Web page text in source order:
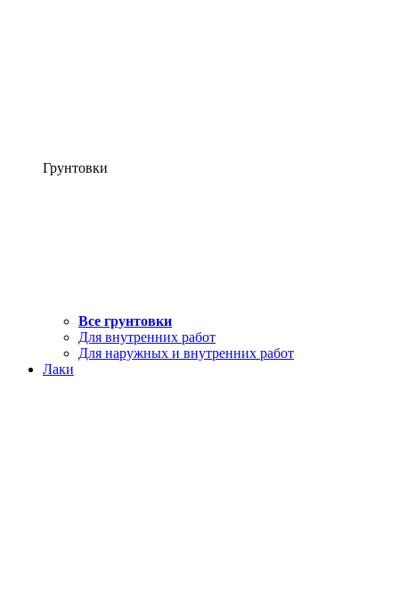
Грунтовки
Все грунтовки
Для внутренних работ
Для наружных и внутренних работ
Лаки